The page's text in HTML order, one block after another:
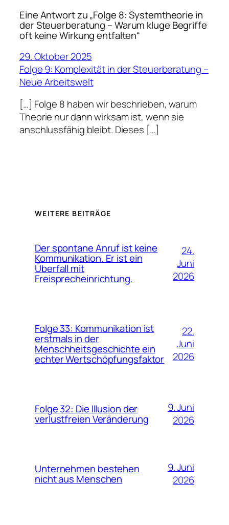
Eine Antwort zu „Folge 8: Systemtheorie in
der Steuerberatung – Warum kluge Begriffe
oft keine Wirkung entfalten“
29. Oktober 2025
Folge 9: Komplexität in der Steuerberatung –
Neue Arbeitswelt
[…] Folge 8 haben wir beschrieben, warum
Theorie nur dann wirksam ist, wenn sie
anschlussfähig bleibt. Dieses […]
WEITERE BEITRÄGE
Der spontane Anruf ist keine
Kommunikation. Er ist ein
Überfall mit
Freisprecheinrichtung.
24.
Juni
2026
Folge 33: Kommunikation ist
erstmals in der
Menschheitsgeschichte ein
echter Wertschöpfungsfaktor
22.
Juni
2026
Folge 32: Die Illusion der
verlustfreien Veränderung
9. Juni
2026
Unternehmen bestehen
nicht aus Menschen
9. Juni
2026